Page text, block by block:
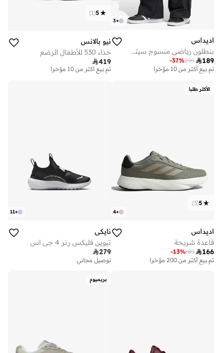
+
3
اديداس
بنطلون رياضي منسوج سيتي تك
189
299
-37%
تم بيع أكثر من 10 مؤخرا
5
(
1
)
نيو بالانس
حذاء 530 للأطفال الرضع
419
توصيل مجاني
تم بيع أكثر من 10 مؤخرا
الأكثر طلبا
+
4
5
(
3
)
اديداس
قاعدة شريحة
166
189
-13%
تم بيع أكثر من 200 مؤخرا
+
11
نايكي
تيوين فليكس رنر 4 جي اس
279
توصيل مجاني
على وشك النفاد
توصيل مجاني
بريميوم